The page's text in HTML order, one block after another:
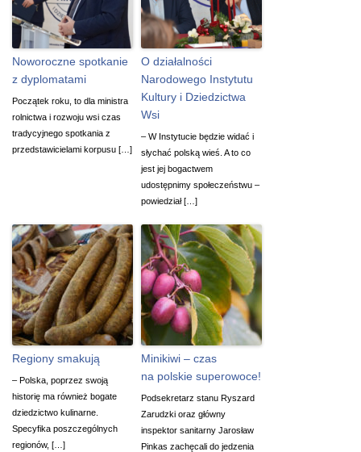
Noworoczne spotkanie
z dyplomatami
Początek roku, to dla ministra
rolnictwa i rozwoju wsi czas
tradycyjnego spotkania z
przedstawicielami korpusu […]
O działalności
Narodowego Instytutu
Kultury i Dziedzictwa
Wsi
– W Instytucie będzie widać i
słychać polską wieś. A to co
jest jej bogactwem
udostępnimy społeczeństwu –
powiedział […]
Regiony smakują
– Polska, poprzez swoją
historię ma również bogate
dziedzictwo kulinarne.
Specyfika poszczególnych
regionów, […]
Minikiwi – czas
na polskie superowoce!
Podsekretarz stanu Ryszard
Zarudzki oraz główny
inspektor sanitarny Jarosław
Pinkas zachęcali do jedzenia